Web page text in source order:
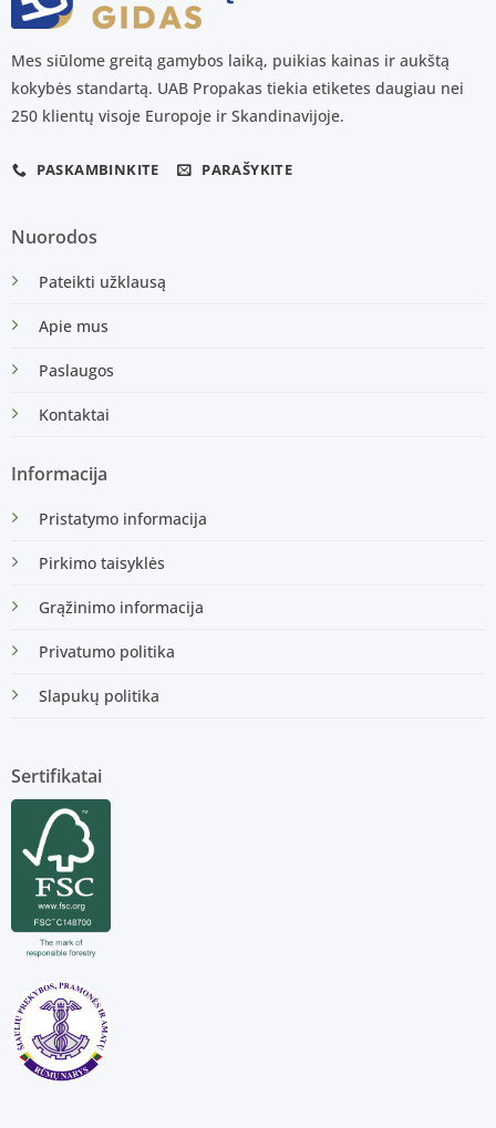
Mes siūlome greitą gamybos laiką, puikias kainas ir aukštą
kokybės standartą. UAB Propakas tiekia etiketes daugiau nei
250 klientų visoje Europoje ir Skandinavijoje.
PASKAMBINKITE PARAŠYKITE
Nuorodos
Pateikti užklausą
Apie mus
Paslaugos
Kontaktai
Informacija
Pristatymo informacija
Pirkimo taisyklės
Grąžinimo informacija
Privatumo politika
Slapukų politika
Sertifikatai